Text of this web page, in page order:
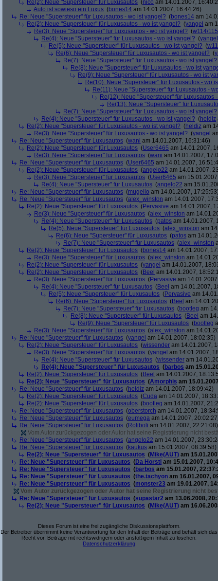
Re(2): Neue "Supersteuer" für Luxusautos (nico am 14.01.2007,
Auto ist sowieso ein Luxus (bones14 am 14.01.2007, 16:44:26)
Re: Neue "Supersteuer" für Luxusautos - wo ist yangel? (bones14 am
Re(2): Neue "Supersteuer" für Luxusautos - wo ist yangel? (yangel am
Re(3): Neue "Supersteuer" für Luxusautos - wo ist yangel? (w114/115
Re(4): Neue "Supersteuer" für Luxusautos - wo ist yangel? (yangel
Re(5): Neue "Supersteuer" für Luxusautos - wo ist yangel? (
Re(6): Neue "Supersteuer" für Luxusautos - wo ist yangel? (
Re(7): Neue "Supersteuer" für Luxusautos - wo ist yangel?
Re(8): Neue "Supersteuer" für Luxusautos - wo ist
Re(9): Neue "Supersteuer" für Luxusautos - wo ist
Re(10): Neue "Supersteuer" für Luxusautos - wo
Re(11): Neue "Supersteuer" für Luxusautos -
Re(12): Neue "Supersteuer" für Luxusautos
Re(13): Neue "Supersteuer" für
Re(7): Neue "Supersteuer" für Luxusautos - wo ist yangel?
Re(4): Neue "Supersteuer" für Luxusautos - wo ist yangel? (heldiz
Re(2): Neue "Supersteuer" für Luxusautos - wo ist yangel? (heldiz am
Re(3): Neue "Supersteuer" für Luxusautos - wo ist yangel? (yangel
Re: Neue "Supersteuer" für Luxusautos (wani am 14.01.2007, 16:31:46)
Re(2): Neue "Supersteuer" für Luxusautos (User6465 am 14.01.2007,
Re(3): Neue "Supersteuer" für Luxusautos (wani am 14.01.2007,
Re: Neue "Supersteuer" für Luxusautos (User6465 am 14.01.2007,
Re(2): Neue "Supersteuer" für Luxusautos (angelo22 am 14.01.2007,
Re(3): Neue "Supersteuer" für Luxusautos (User6465 am
Re(4): Neue "Supersteuer" für Luxusautos (angelo22 am
Re: Neue "Supersteuer" für Luxusautos (mugello am 14.01.2007,
Re: Neue "Supersteuer" für Luxusautos (alex_winston am 14.01.2007,
Re(2): Neue "Supersteuer" für Luxusautos (Pervasive am 14.01.2007,
Re(3): Neue "Supersteuer" für Luxusautos (alex_winston am
Re(4): Neue "Supersteuer" für Luxusautos (patos am 14.01.2007,
Re(5): Neue "Supersteuer" für Luxusautos (alex_winston am
Re(6): Neue "Supersteuer" für Luxusautos (patos am
Re(7): Neue "Supersteuer" für Luxusautos (alex_winston
Re(2): Neue "Supersteuer" für Luxusautos (bones14 am 14.01.2007,
Re(3): Neue "Supersteuer" für Luxusautos (alex_winston am
Re(2): Neue "Supersteuer" für Luxusautos (yangel am 14.01.2007,
Re(2): Neue "Supersteuer" für Luxusautos (Beel am 14.01.2007,
Re(3): Neue "Supersteuer" für Luxusautos (Pervasive am
Re(4): Neue "Supersteuer" für Luxusautos (Beel am 14.01.2007,
Re(5): Neue "Supersteuer" für Luxusautos (Pervasive am
Re(6): Neue "Supersteuer" für Luxusautos (Beel am
Re(7): Neue "Supersteuer" für Luxusautos (bootleg am
Re(8): Neue "Supersteuer" für Luxusautos (Beel am
Re(9): Neue "Supersteuer" für Luxusautos (bootleg
Re(3): Neue "Supersteuer" für Luxusautos (alex_winston am
Re: Neue "Supersteuer" für Luxusautos (yangel am 14.01.2007, 18:02:35)
Re(2): Neue "Supersteuer" für Luxusautos (wissender am 14.01.2007,
Re(3): Neue "Supersteuer" für Luxusautos (yangel am 14.01.2007,
Re(4): Neue "Supersteuer" für Luxusautos (wissender am
Re(4): Neue "Supersteuer" für Luxusautos (barbos am
Re(2): Neue "Supersteuer" für Luxusautos (Beel am 14.01.2007,
Re(2): Neue "Supersteuer" für Luxusautos (Amorphis am
Re: Neue "Supersteuer" für Luxusautos (heldiz am 14.01.2007, 18:09:42)
Re(2): Neue "Supersteuer" für Luxusautos (Cuda am 14.01.2007,
Re(2): Neue "Supersteuer" für Luxusautos (bootleg am 14.01.2007,
Re: Neue "Supersteuer" für Luxusautos (oberstorch am 14.01.2007,
Re: Neue "Supersteuer" für Luxusautos (eumega am 14.01.2007,
Re: Neue "Supersteuer" für Luxusautos (Roliboli am 14.01.2007, 22:21:08)
Vom Autor zurückgezogen oder Autor hat seine Registrierung nicht
Re: Neue "Supersteuer" für Luxusautos (angelo22 am 14.01.2007,
Re: Neue "Supersteuer" für Luxusautos (kaukus am 15.01.2007, 08:39:58)
Re(2): Neue "Supersteuer" für Luxusautos (Mike(AUT) am
Re: Neue "Supersteuer" für Luxusautos (Da Horstl am 15.01.2007,
Re: Neue "Supersteuer" für Luxusautos (barbos am 15.01.2007,
Re: Neue "Supersteuer" für Luxusautos (the.tachyon am 16.01.2007,
Re: Neue "Supersteuer" für Luxusautos (monster23 am 19.01.2007,
Vom Autor zurückgezogen oder Autor hat seine Registrierung nicht
Re: Neue "Supersteuer" für Luxusautos (supastar2 am 13.06.2008,
Re(2): Neue "Supersteuer" für Luxusautos (Mike(AUT) am
Dieses Forum ist eine frei zugängliche Diskussionsplattform.
Der Betreiber übernimmt keine Verantwortung für den Inhalt der Beiträge und behält sich das
Recht vor, Beiträge mit rechtswidrigem oder anstößigem Inhalt zu löschen.
Datenschutzerklärung